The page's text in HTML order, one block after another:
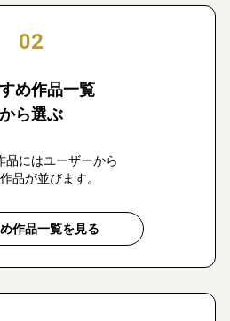
02
め作品一覧
から選ぶ
品にはユーザーから
品が並びます。
作品一覧を見る